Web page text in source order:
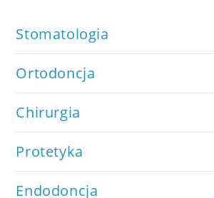
Stomatologia
Ortodoncja
Chirurgia
Protetyka
Endodoncja